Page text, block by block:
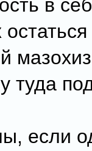
в
туда
если